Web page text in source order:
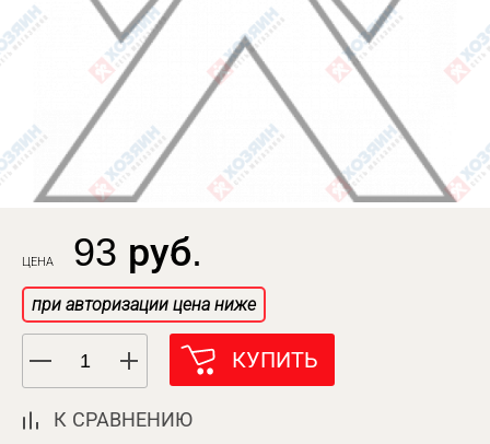
ЦЕНА 93 руб.
при авторизации цена ниже
КУПИТЬ
К СРАВНЕНИЮ